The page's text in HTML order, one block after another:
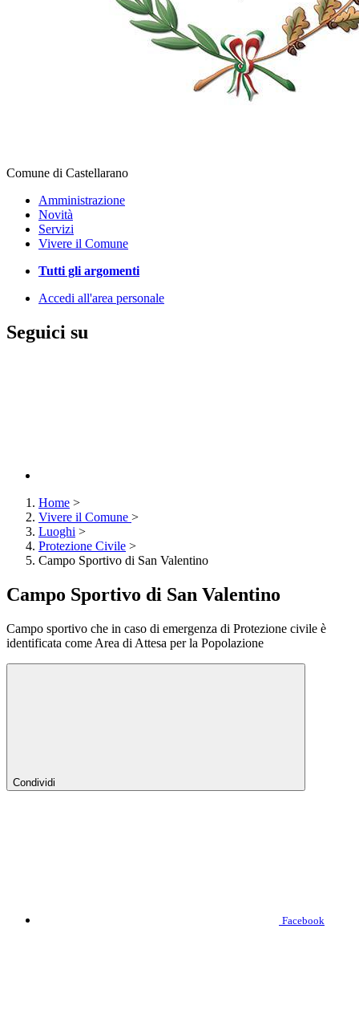
Comune di Castellarano
Amministrazione
Novità
Servizi
Vivere il Comune
Tutti gli argomenti
Accedi all'area personale
Seguici su
Home >
Vivere il Comune >
Luoghi >
Protezione Civile >
Campo Sportivo di San Valentino
Campo Sportivo di San Valentino
Campo sportivo che in caso di emergenza di Protezione civile è
identificata come Area di Attesa per la Popolazione
Condividi
Facebook